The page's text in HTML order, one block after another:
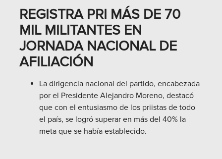
REGISTRA PRI MÁS DE 70
MIL MILITANTES EN
JORNADA NACIONAL DE
AFILIACIÓN
La dirigencia nacional del partido, encabezada
por el Presidente Alejandro Moreno, destacó
que con el entusiasmo de los priistas de todo
el país, se logró superar en más del 40% la
meta que se había establecido.